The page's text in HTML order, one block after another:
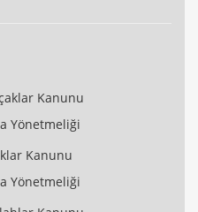
Kanunu
Yönetmeliği
Kanunu
Yönetmeliği